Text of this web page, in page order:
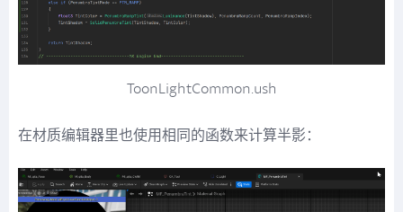
ToonLightCommon.ush
在材质编辑器里也使用相同的函数来计算半影：